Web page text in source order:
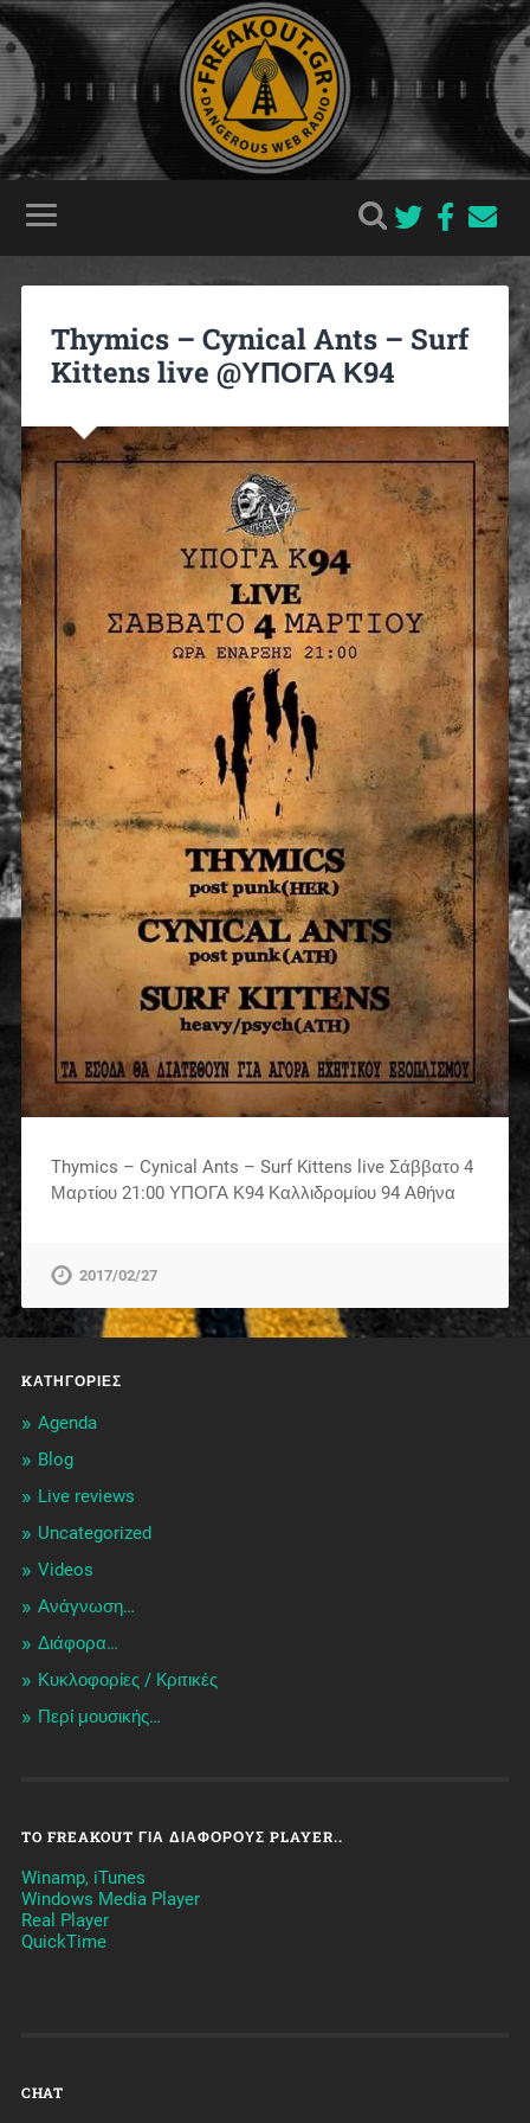
Thymics – Cynical Ants – Surf
Kittens live @ΥΠΟΓΑ Κ94
Thymics – Cynical Ants – Surf Kittens live Σάββατο 4
Μαρτίου 21:00 ΥΠΟΓΑ Κ94 Καλλιδρομίου 94 Αθήνα
2017/02/27
KΑΤΗΓΟΡΊΕΣ
Agenda
Blog
Live reviews
Uncategorized
Videos
Ανάγνωση…
Διάφορα…
Κυκλοφορίες / Kριτικές
Περί μουσικής…
TO FREAKOUT ΓΙΑ ΔΙΆΦΟΡΟΥΣ PLAYER..
Winamp, iTunes
Windows Media Player
Real Player
QuickTime
CHAT